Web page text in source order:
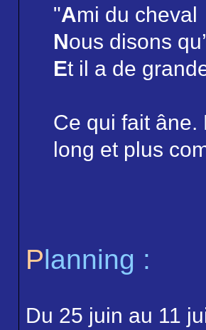
"Ami du cheval
Nous disons
Et il a de
Ce qui fait âne.
long et plus
Planning :
Du 25 juin au 11